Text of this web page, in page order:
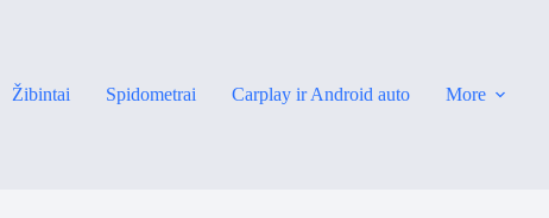
Žibintai Spidometrai Carplay ir Android auto More